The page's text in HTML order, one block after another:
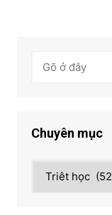
Chuyên mục
mục